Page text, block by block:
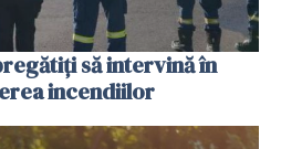
să intervină în
incendiilor